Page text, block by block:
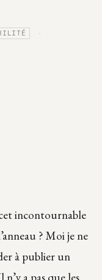
·
incontournable
? Moi je ne
à publier un